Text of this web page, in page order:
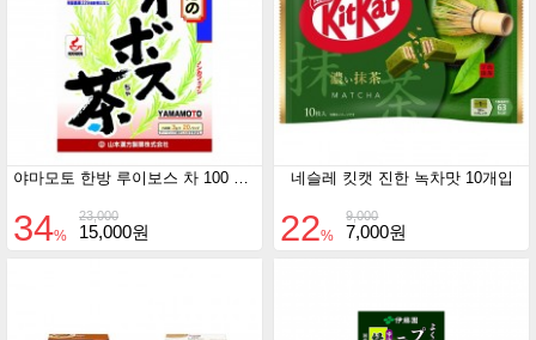
야마모토 한방 루이보스 차 100 % 3gX20포
23,000
34% 15,000원
네슬레 킷캣 진한 녹차맛 10개입
9,000
22% 7,000원